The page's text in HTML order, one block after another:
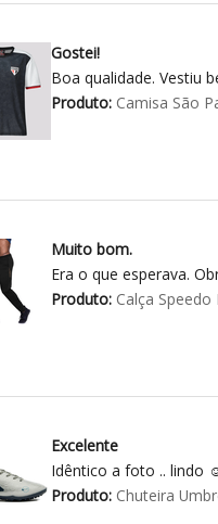
Gostei!
Boa qualidade. Vestiu
Produto:Camisa São
Muito bom.
Era o que esperava.
Produto:Calça Speedo
Excelente
Idêntico a foto .. lindo
Produto:Chuteira